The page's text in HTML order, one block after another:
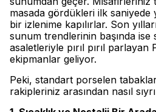
masada gördükleri ilk saniyede
bir izlenime kapılırlar. Son
sunum trendlerinin başında ise
asaletleriyle pırıl pırıl parlayan
ekipmanlar geliyor.
Peki, standart porselen
rakipleriniz arasından nasıl